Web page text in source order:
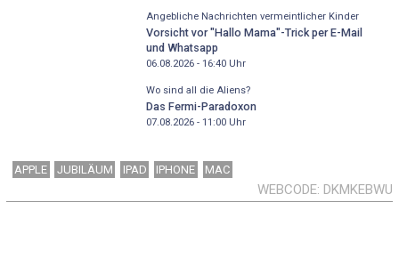
Angebliche Nachrichten vermeintlicher Kinder
Vorsicht vor "Hallo Mama"-Trick per E-Mail
und Whatsapp
06.08.2026 - 16:40Uhr
Wo sind all die Aliens?
Das Fermi-Paradoxon
07.08.2026 - 11:00Uhr
APPLE JUBILÄUM IPAD IPHONE MAC
WEBCODE DKMKEBWU